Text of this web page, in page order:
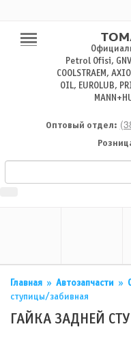
Petrol Ofisi,
COOLSTRAEM,
OIL, EUROLUB,
Оптовый отдел:
Главная » Автозапчасти »
ступицы/забивная
ГАЙКА ЗАДНЕЙ